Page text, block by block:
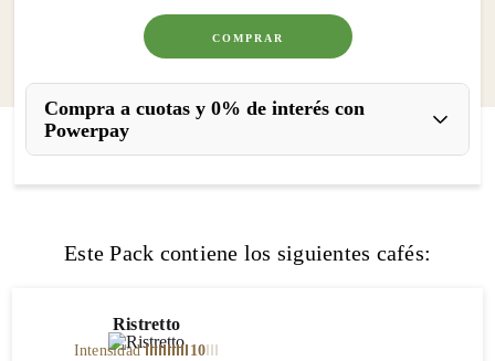
COMPRAR
Compra a cuotas y 0% de interés con
Powerpay
Este Pack contiene los siguientes cafés:
Ristretto
Intensidad 10